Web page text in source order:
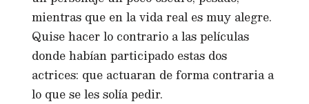
mientras que en la vida real es muy alegre.
Quise hacer lo contrario a las películas
donde habían participado estas dos
actrices: que actuaran de forma contraria a
lo que se les solía pedir.